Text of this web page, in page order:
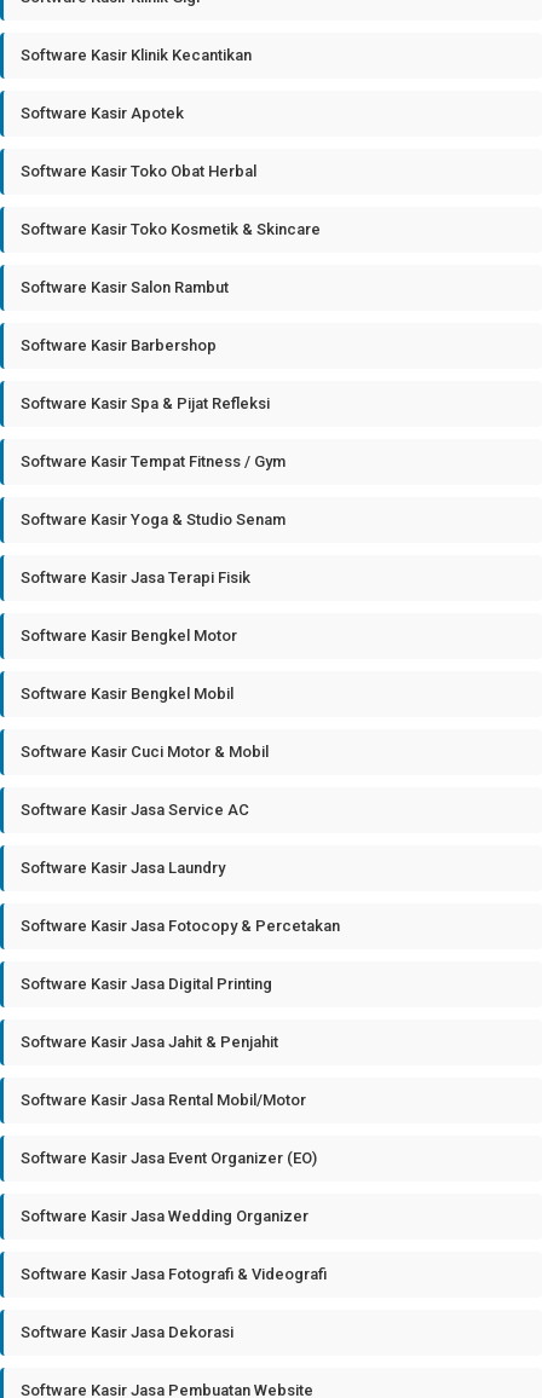
Software Kasir Klinik Kecantikan
Software Kasir Apotek
Software Kasir Toko Obat Herbal
Software Kasir Toko Kosmetik & Skincare
Software Kasir Salon Rambut
Software Kasir Barbershop
Software Kasir Spa & Pijat Refleksi
Software Kasir Tempat Fitness / Gym
Software Kasir Yoga & Studio Senam
Software Kasir Jasa Terapi Fisik
Software Kasir Bengkel Motor
Software Kasir Bengkel Mobil
Software Kasir Cuci Motor & Mobil
Software Kasir Jasa Service AC
Software Kasir Jasa Laundry
Software Kasir Jasa Fotocopy & Percetakan
Software Kasir Jasa Digital Printing
Software Kasir Jasa Jahit & Penjahit
Software Kasir Jasa Rental Mobil/Motor
Software Kasir Jasa Event Organizer (EO)
Software Kasir Jasa Wedding Organizer
Software Kasir Jasa Fotografi & Videografi
Software Kasir Jasa Dekorasi
Software Kasir Jasa Pembuatan Website